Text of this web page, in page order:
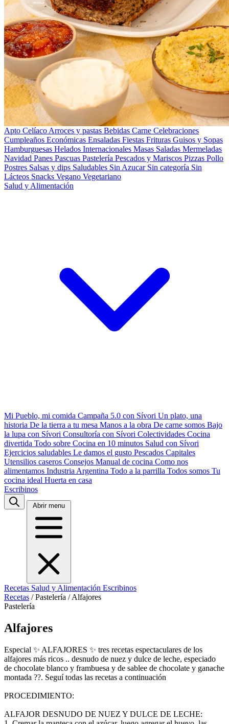
Apto Celíaco Arroces y pastas Bebidas Carne Celebraciones
Cumpleaños Económicas Ensaladas Fiestas Frituras Guisos y Sopas
Hamburguesas Helados Internacionales Masas Saladas Mermeladas
Navidad Panes Pascuas Pastelería Pescados y Mariscos Pizzas Pollo
Postres Salsas y dips Saludables Sin Azucar Sin categoría Sin
Lácteos Snacks Vegano Vegetariano
Salud y Alimentación
Mi Pueblo, mi comida Campaña 5.0 con Sívori Un plato, una
historia De la tierra a tu mesa Manos a la obra De carne somos Bajo
la lupa con Sívori Consultoría con Sívori Colectividades Cocina
divertida Todo sobre Cocina en 10 minutos Salud con Sívori
Ejercicios saludables Le damos el gusto Pescados Capitales
Utensilios caseros Consejos Manual de cocina Como nos
alimentamos Industria Argentina Todo a la parrilla Todos somos Tu
cocina ideal Huerta en casa
Escribinos
Abrir menu
Recetas Salud y Alimentación Escribinos
Recetas / Pastelería / Alfajores
Pastelería
Alfajores
Especial ✨ ALFAJORES ✨ tres recetas espectaculares de los
alfajores más ricos .. desnudo de nuez y dulce de leche, especiado
de chocolate blanco y frambuesa y de sablee de chocolate y ganache
montada ??. Seguí todas las recetas a continuación
PROCEDIMIENTO:
ALFAJOR DESNUDO DE NUEZ Y DULCE DE LECHE: